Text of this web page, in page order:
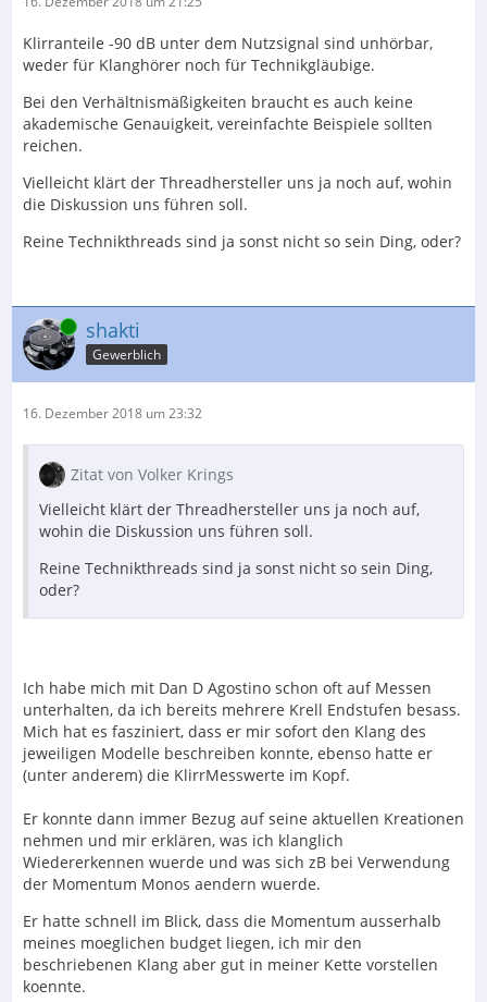
Klirranteile -90 dB unter dem Nutzsignal sind unhörbar,
weder für Klanghörer noch für Technikgläubige.
Bei den Verhältnismäßigkeiten braucht es auch keine
akademische Genauigkeit, vereinfachte Beispiele sollten
reichen.
Vielleicht klärt der Threadhersteller uns ja noch auf, wohin
die Diskussion uns führen soll.
Reine Technikthreads sind ja sonst nicht so sein Ding, oder?
Online shakti
Gewerblich
16. Dezember 2018 um 23:32
Zitat von Volker Krings
Vielleicht klärt der Threadhersteller uns ja noch auf,
wohin die Diskussion uns führen soll.
Reine Technikthreads sind ja sonst nicht so sein Ding,
oder?
Ich habe mich mit Dan D Agostino schon oft auf Messen
unterhalten, da ich bereits mehrere Krell Endstufen besass.
Mich hat es fasziniert, dass er mir sofort den Klang des
jeweiligen Modelle beschreiben konnte, ebenso hatte er
(unter anderem) die KlirrMesswerte im Kopf.
Er konnte dann immer Bezug auf seine aktuellen Kreationen
nehmen und mir erklären, was ich klanglich
Wiedererkennen wuerde und was sich zB bei Verwendung
der Momentum Monos aendern wuerde.
Er hatte schnell im Blick, dass die Momentum ausserhalb
meines moeglichen budget liegen, ich mir den
beschriebenen Klang aber gut in meiner Kette vorstellen
koennte.